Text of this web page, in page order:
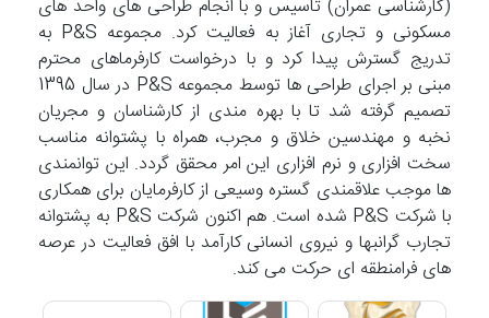
(کارشناسی عمران) تاسیس و با انجام طراحی های واحد های
مسکونی و تجاری آغاز به فعالیت کرد. مجموعه P&S به
تدریج گسترش پیدا کرد و با درخواست کارفرماهای محترم
مبنی بر اجرای طراحی ها توسط مجموعه P&S در سال 1395
تصمیم گرفته شد تا با بهره مندی از کارشناسان و مجریان
نخبه و مهندسین خلاق و مجرب، همراه با پشتوانه مناسب
سخت افزاری و نرم افزاری این امر محقق گردد. این توانمندی
ها موجب علاقمندی گستره وسیعی از کارفرمایان برای همکاری
با شرکت P&S شده است. هم اکنون شرکت P&S به پشتوانه
تجارب گرانبها و نیروی انسانی کارآمد با افق فعالیت در عرصه
های فرامنطقه ای حرکت می کند.